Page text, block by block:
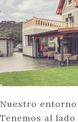
Nuestro
Tenemos al lado